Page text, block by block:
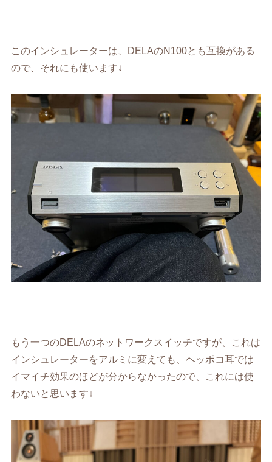
このインシュレーターは、DELAのN100とも互換がある
ので、それにも使います↓
もう一つのDELAのネットワークスイッチですが、これは
インシュレーターをアルミに変えても、ヘッポコ耳では
イマイチ効果のほどが分からなかったので、これには使
わないと思います↓